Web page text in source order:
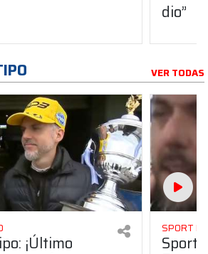
dio”
VER TODAS
¡Último
SPORT
Sport